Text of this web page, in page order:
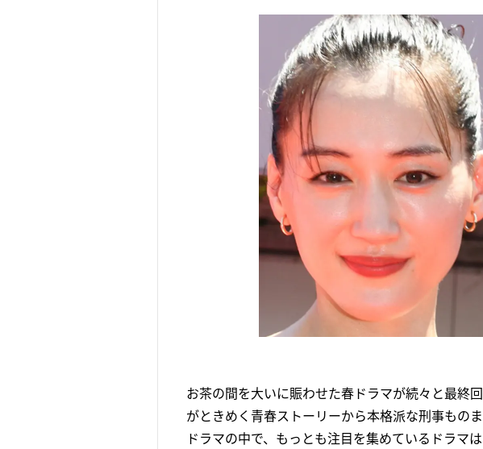
お茶の間を大いに賑わせた春ドラマが続々と最終
がときめく青春ストーリーから本格派な刑事もの
ドラマの中で、もっとも注目を集めているドラマ